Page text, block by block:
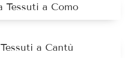
Tessuti a Como
a Cantù